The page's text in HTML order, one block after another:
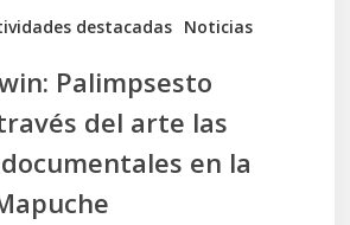
destacadas Noticias
Palimpsesto
del arte las
en la